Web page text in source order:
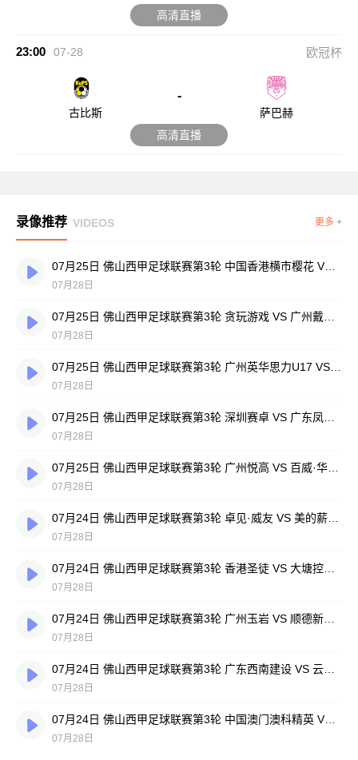
高清直播
23:00 07-28 欧冠杯
古比斯
-
萨巴赫
高清直播
录像推荐 VIDEOS 更多 +
07月25日 佛山西甲足球联赛第3轮 中国香港横市樱花 VS 吉图省实青年 全场录像
07月28日
07月28日
07月28日
07月28日
07月28日
07月28日
07月28日
07月28日
07月28日
07月24日 佛山西甲足球联赛第3轮 中国澳门澳科精英 VS 藝品高國際 全场录像
07月28日